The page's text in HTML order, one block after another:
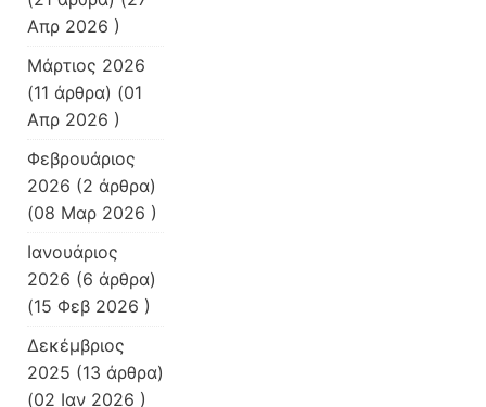
Απρ 2026 )
Μάρτιος 2026
(11 άρθρα) (01
Απρ 2026 )
Φεβρουάριος
2026 (2 άρθρα)
(08 Μαρ 2026 )
Ιανουάριος
2026 (6 άρθρα)
(15 Φεβ 2026 )
Δεκέμβριος
2025 (13 άρθρα)
(02 Ιαν 2026 )